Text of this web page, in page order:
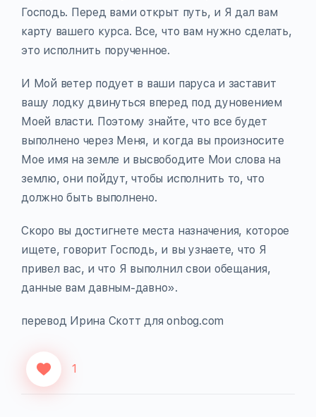
Господь. Перед вами открыт путь, и Я дал вам
карту вашего курса. Все, что вам нужно сделать,
это исполнить порученное.
И Мой ветер подует в ваши паруса и заставит
вашу лодку двинуться вперед под дуновением
Моей власти. Поэтому знайте, что все будет
выполнено через Меня, и когда вы произносите
Мое имя на земле и высвободите Мои слова на
землю, они пойдут, чтобы исполнить то, что
должно быть выполнено.
Скоро вы достигнете места назначения, которое
ищете, говорит Господь, и вы узнаете, что Я
привел вас, и что Я выполнил свои обещания,
данные вам давным-давно».
перевод Ирина Скотт для onbog.com
1